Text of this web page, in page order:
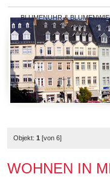
BLUMENUHR &
Objekt: 1 [von 6]
WOHNEN IN